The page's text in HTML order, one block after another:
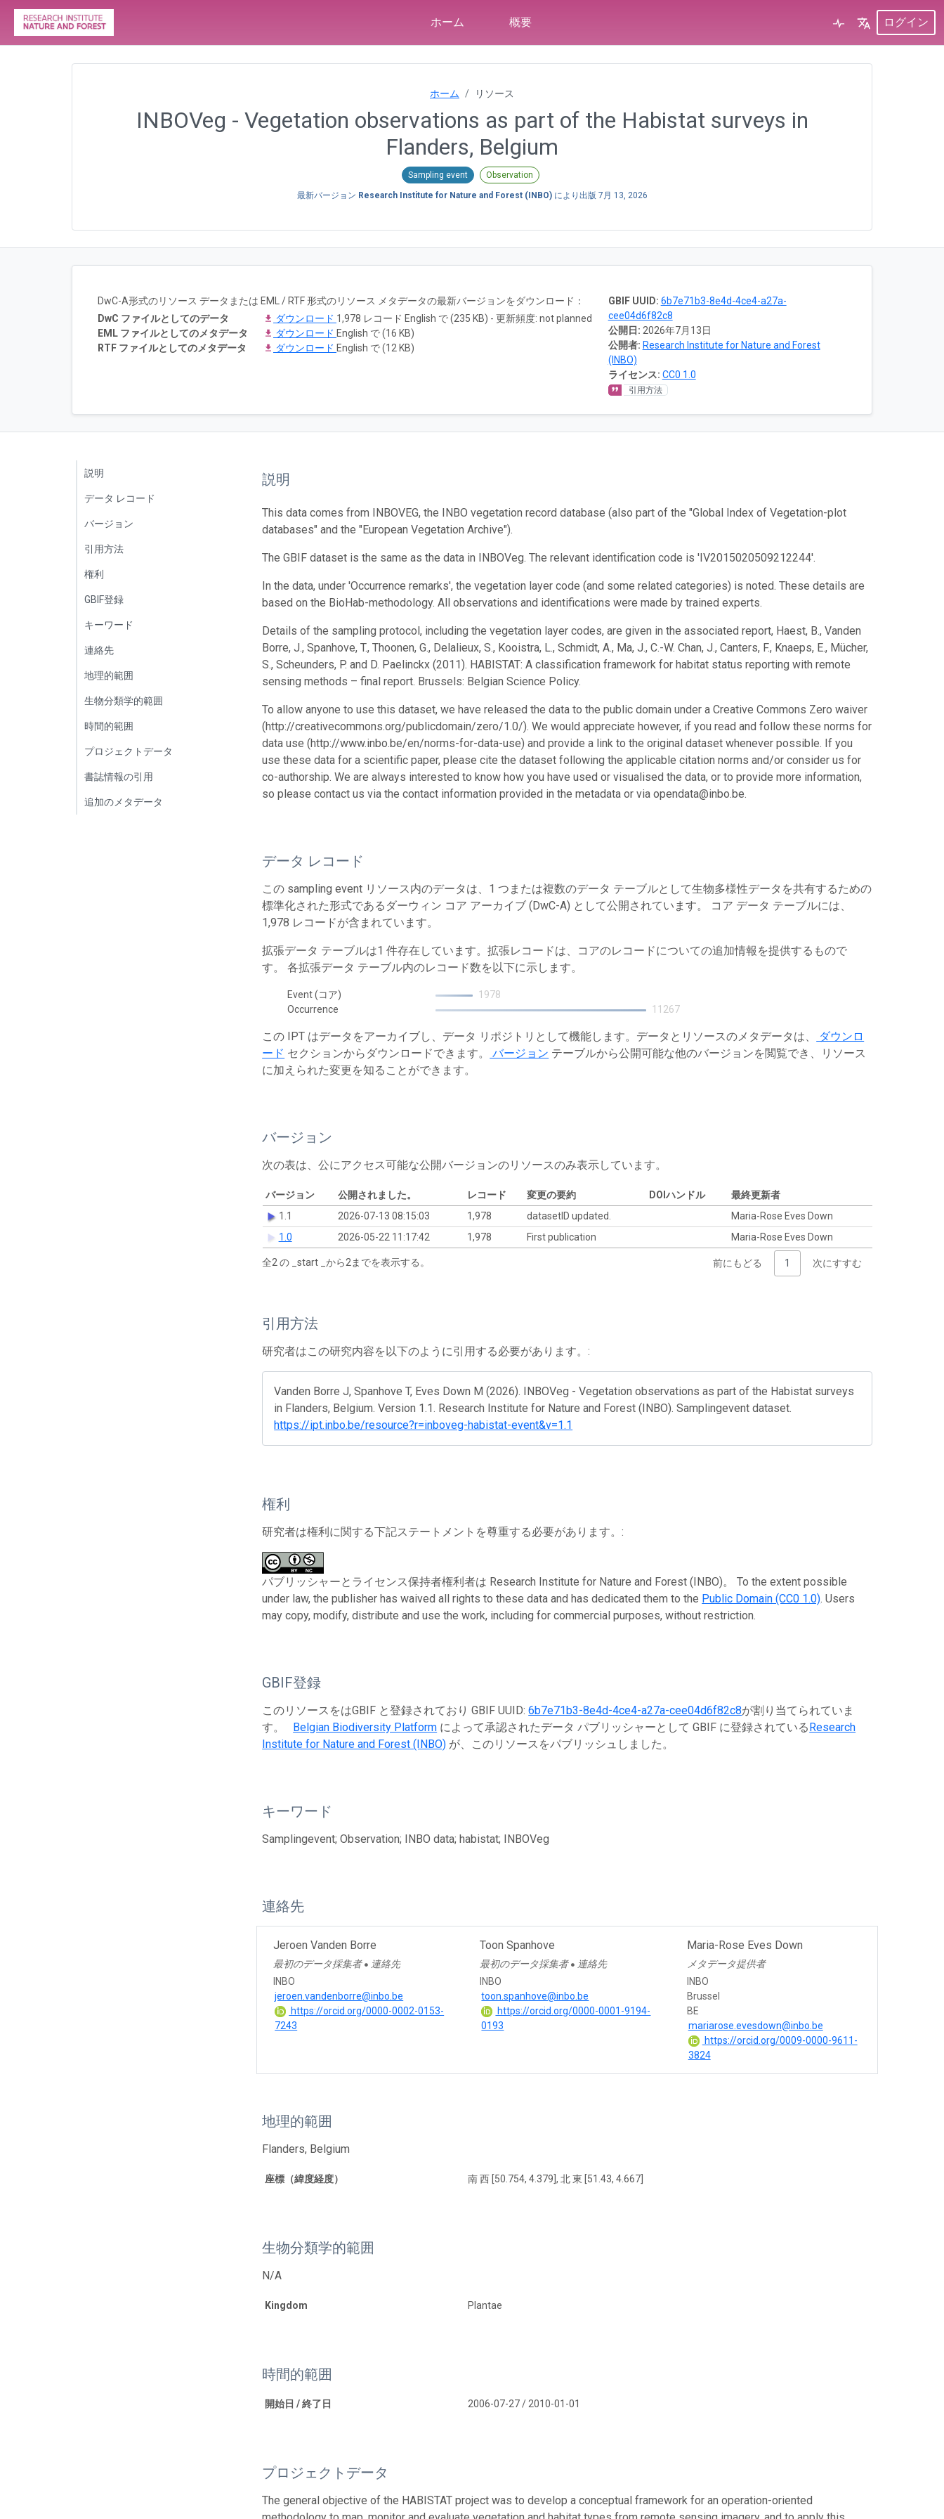
ホーム 概要 ログイン
ホーム リソース
INBOVeg - Vegetation observations as part of the Habistat surveys in
Flanders, Belgium
Sampling event Observation
最新バージョン Research Institute for Nature and Forest (INBO)により出版 7月 13, 2026
GBIF UUID: 6b7e71b3-8e4d-4ce4-a27a-
cee04d6f82c8
公開日: 2026年7月13日
公開者: Research Institute for Nature and Forest
(INBO)
ライセンス: CC0 1.0
引用方法
DwC-A形式のリソース データまたは EML / RTF 形式のリソース メタデータの最新バージョンをダウンロード：
DwC ファイルとしてのデータ
ダウンロード 1,978 レコード English で (235 KB) - 更新頻度: not planned
EML ファイルとしてのメタデータ
ダウンロード English で (16 KB)
RTF ファイルとしてのメタデータ
ダウンロード English で (12 KB)
説明
データ レコード
バージョン
引用方法
権利
GBIF登録
キーワード
連絡先
地理的範囲
生物分類学的範囲
時間的範囲
プロジェクトデータ
書誌情報の引用
追加のメタデータ
説明
This data comes from INBOVEG, the INBO vegetation record database (also part of the "Global Index of Vegetation-plot
databases" and the "European Vegetation Archive").
The GBIF dataset is the same as the data in INBOVeg. The relevant identification code is 'IV2015020509212244'.
In the data, under 'Occurrence remarks', the vegetation layer code (and some related categories) is noted. These details are
based on the BioHab-methodology. All observations and identifications were made by trained experts.
Details of the sampling protocol, including the vegetation layer codes, are given in the associated report, Haest, B., Vanden
Borre, J., Spanhove, T., Thoonen, G., Delalieux, S., Kooistra, L., Schmidt, A., Ma, J., C.-W. Chan, J., Canters, F., Knaeps, E., Mücher,
S., Scheunders, P. and D. Paelinckx (2011). HABISTAT: A classification framework for habitat status reporting with remote
sensing methods – final report. Brussels: Belgian Science Policy.
To allow anyone to use this dataset, we have released the data to the public domain under a Creative Commons Zero waiver
(http://creativecommons.org/publicdomain/zero/1.0/). We would appreciate however, if you read and follow these norms for
data use (http://www.inbo.be/en/norms-for-data-use) and provide a link to the original dataset whenever possible. If you
use these data for a scientific paper, please cite the dataset following the applicable citation norms and/or consider us for
co-authorship. We are always interested to know how you have used or visualised the data, or to provide more information,
so please contact us via the contact information provided in the metadata or via opendata@inbo.be.
データ レコード
この sampling event リソース内のデータは、1 つまたは複数のデータ テーブルとして生物多様性データを共有するための
標準化された形式であるダーウィン コア アーカイブ (DwC-A) として公開されています。 コア データ テーブルには、
1,978 レコードが含まれています。
拡張データ テーブルは1 件存在しています。拡張レコードは、コアのレコードについての追加情報を提供するもので
す。 各拡張データ テーブル内のレコード数を以下に示します。
Event (コア)
1978
Occurrence
11267
この IPT はデータをアーカイブし、データ リポジトリとして機能します。データとリソースのメタデータは、
ダウンロ
ード セクションからダウンロードできます。 バージョン テーブルから公開可能な他のバージョンを閲覧でき、リソース
に加えられた変更を知ることができます。
バージョン
次の表は、公にアクセス可能な公開バージョンのリソースのみ表示しています。
バージョン 公開されました。 レコード 変更の要約 DOIハンドル
最終更新者
1.1
2026-07-13 08:15:03 1,978 datasetID updated.
Maria-Rose Eves Down
1.0
2026-05-22 11:17:42 1,978 First publication Maria-Rose Eves Down
全2 の _start _から2までを表示する。 前にもどる 1 次にすすむ
引用方法
研究者はこの研究内容を以下のように引用する必要があります。:
Vanden Borre J, Spanhove T, Eves Down M (2026). INBOVeg - Vegetation observations as part of the Habistat surveys
in Flanders, Belgium. Version 1.1. Research Institute for Nature and Forest (INBO). Samplingevent dataset.
https://ipt.inbo.be/resource?r=inboveg-habistat-event&v=1.1
権利
研究者は権利に関する下記ステートメントを尊重する必要があります。:
パブリッシャーとライセンス保持者権利者は Research Institute for Nature and Forest (INBO)。 To the extent possible
under law, the publisher has waived all rights to these data and has dedicated them to the Public Domain (CC0 1.0). Users
may copy, modify, distribute and use the work, including for commercial purposes, without restriction.
GBIF登録
このリソースをはGBIF と登録されており GBIF UUID:6b7e71b3-8e4d-4ce4-a27a-cee04d6f82c8が割り当てられていま
す。
Belgian Biodiversity Platform によって承認されたデータ パブリッシャーとして GBIF に登録されている Research
Institute for Nature and Forest (INBO) が、このリソースをパブリッシュしました。
キーワード
Samplingevent; Observation; INBO data; habistat; INBOVeg
連絡先
Jeroen Vanden Borre
最初のデータ採集者 ● 連絡先
INBO
jeroen.vandenborre@inbo.be
https://orcid.org/0000-0002-0153-
7243
Toon Spanhove
最初のデータ採集者 ● 連絡先
INBO
toon.spanhove@inbo.be
https://orcid.org/0000-0001-9194-
0193
Maria-Rose Eves Down
メタデータ提供者
INBO
Brussel
BE
mariarose.evesdown@inbo.be
https://orcid.org/0009-0000-9611-
3824
地理的範囲
Flanders, Belgium
座標（緯度経度） 南 西 [50.754, 4.379], 北 東 [51.43, 4.667]
生物分類学的範囲
N/A
Kingdom Plantae
時間的範囲
開始日 / 終了日 2006-07-27 / 2010-01-01
プロジェクトデータ
The general objective of the HABISTAT project was to develop a conceptual framework for an operation-oriented